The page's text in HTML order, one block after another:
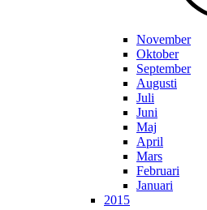
November
Oktober
September
Augusti
Juli
Juni
Maj
April
Mars
Februari
Januari
2015